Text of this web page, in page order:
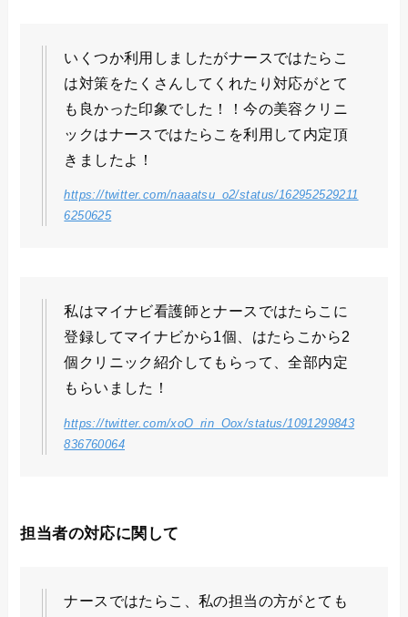
いくつか利用しましたがナースではたらこ
は対策をたくさんしてくれたり対応がとて
も良かった印象でした！！今の美容クリニ
ックはナースではたらこを利用して内定頂
きましたよ！
https://twitter.com/naaatsu_o2/status/162952529211
6250625
私はマイナビ看護師とナースではたらこに
登録してマイナビから1個、はたらこから2
個クリニック紹介してもらって、全部内定
もらいました！
https://twitter.com/xoO_rin_Oox/status/1091299843
836760064
担当者の対応に関して
ナースではたらこ、私の担当の方がとても